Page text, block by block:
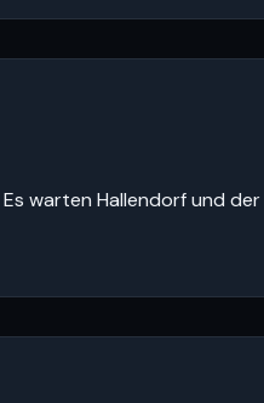
Es warten Hallendorf und